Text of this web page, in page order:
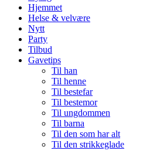
Hjemmet
Helse & velvære
Nytt
Party
Tilbud
Gavetips
Til han
Til henne
Til bestefar
Til bestemor
Til ungdommen
Til barna
Til den som har alt
Til den strikkeglade